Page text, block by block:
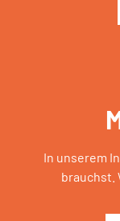
In unserem
brauchst.